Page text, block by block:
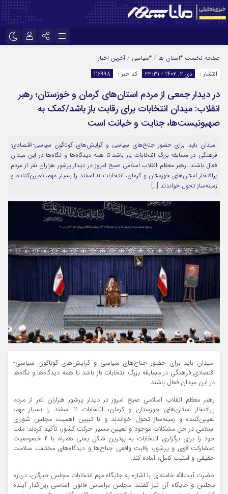
اینستاگرام
سروش
ایتا
آپارات
نام کاربری یا نشانی ایمیل
رمز عبور
صفحه نخست *استان ها / *سیاسی / آخرین اخبار
انتشار :
دی ۲, ۱۴۰۲ - ۲۳:۳۱ کد خبر : 116998
در دیدار جمعی از مردم استان‌های کرمان و خوزستان؛ رهبر
انقلاب: میدان انتخابات برای رقابت باز باشد/کمک به
صهیونیست‌ها، جنایت و خیانت است
میدان باید برای حضور جناح‌های سیاسی و گرایش‌های گوناگون سیاسی-اقتصادی-
فرهنگی در مسابقه بزرگ انتخابات باز باشد تا همه دیدگاه‌ها و نگاه‌ها در این میدان
فعال باشند. رهبر معظم انقلاب اسلامی صبح امروز در دیدار پرشور هزاران نفر از مردم
پرافتخار استان‌های خوزستان و کرمان، انتخابات ۱۱ اسفند را بسیار مهم، تعیین‌کننده و
زمینه‌ساز تحول خواندند […]
میدان باید برای حضور جناح‌های سیاسی و گرایش‌های گوناگون سیاسی-
اقتصادی-فرهنگی در مسابقه بزرگ انتخابات باز باشد تا همه دیدگاه‌ها و نگاه‌ها
در این میدان فعال باشند.
رهبر معظم انقلاب اسلامی صبح امروز در دیدار پرشور هزاران نفر از مردم
پرافتخار استان‌های خوزستان و کرمان، انتخابات ۱۱ اسفند را بسیار مهم،
تعیین‌کننده و زمینه‌ساز تحول خواندند و با تبیین اهمیت مجلس شورای
اسلامی در حل مشکلات موجود و تعیین مسیر حرکت کشور، تأکید کردند: ملت
خود را برای برگزاری انتخابات به بهترین شکل یعنی همراه با ۴ خصوصیت
«مشارکت قوی‌ و پرشور، رقابت واقعی جناح‌ها و دیدگاه‌های مختلف، سلامت
حقیقی و امنیت کامل» آماده کند.
حضرت آیت‌الله خامنه‌ای با اشاره به جایگاه مهم انتخابات مجلس خبرگان، درباره
مجلس و جایگاه آن نیز گفتند: مجلس براساس قانون اساسی ریل‌گذار آینده